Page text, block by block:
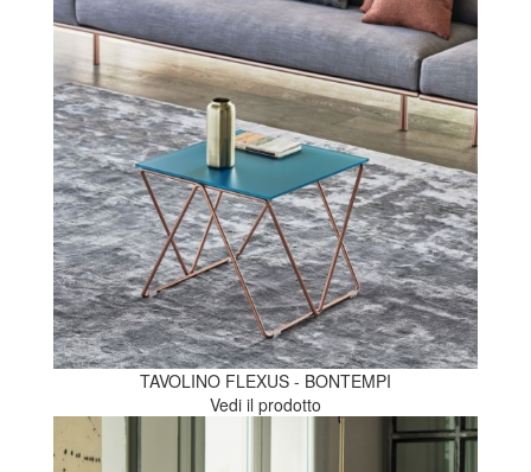
TAVOLINO FLEXUS - BONTEMPI
Vedi il prodotto